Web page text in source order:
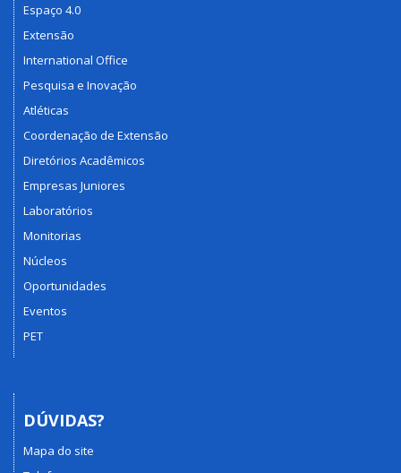
Espaço 4.0
Extensão
International Office
Pesquisa e Inovação
Atléticas
Coordenação de Extensão
Diretórios Acadêmicos
Empresas Juniores
Laboratórios
Monitorias
Núcleos
Oportunidades
Eventos
PET
DÚVIDAS?
Mapa do site